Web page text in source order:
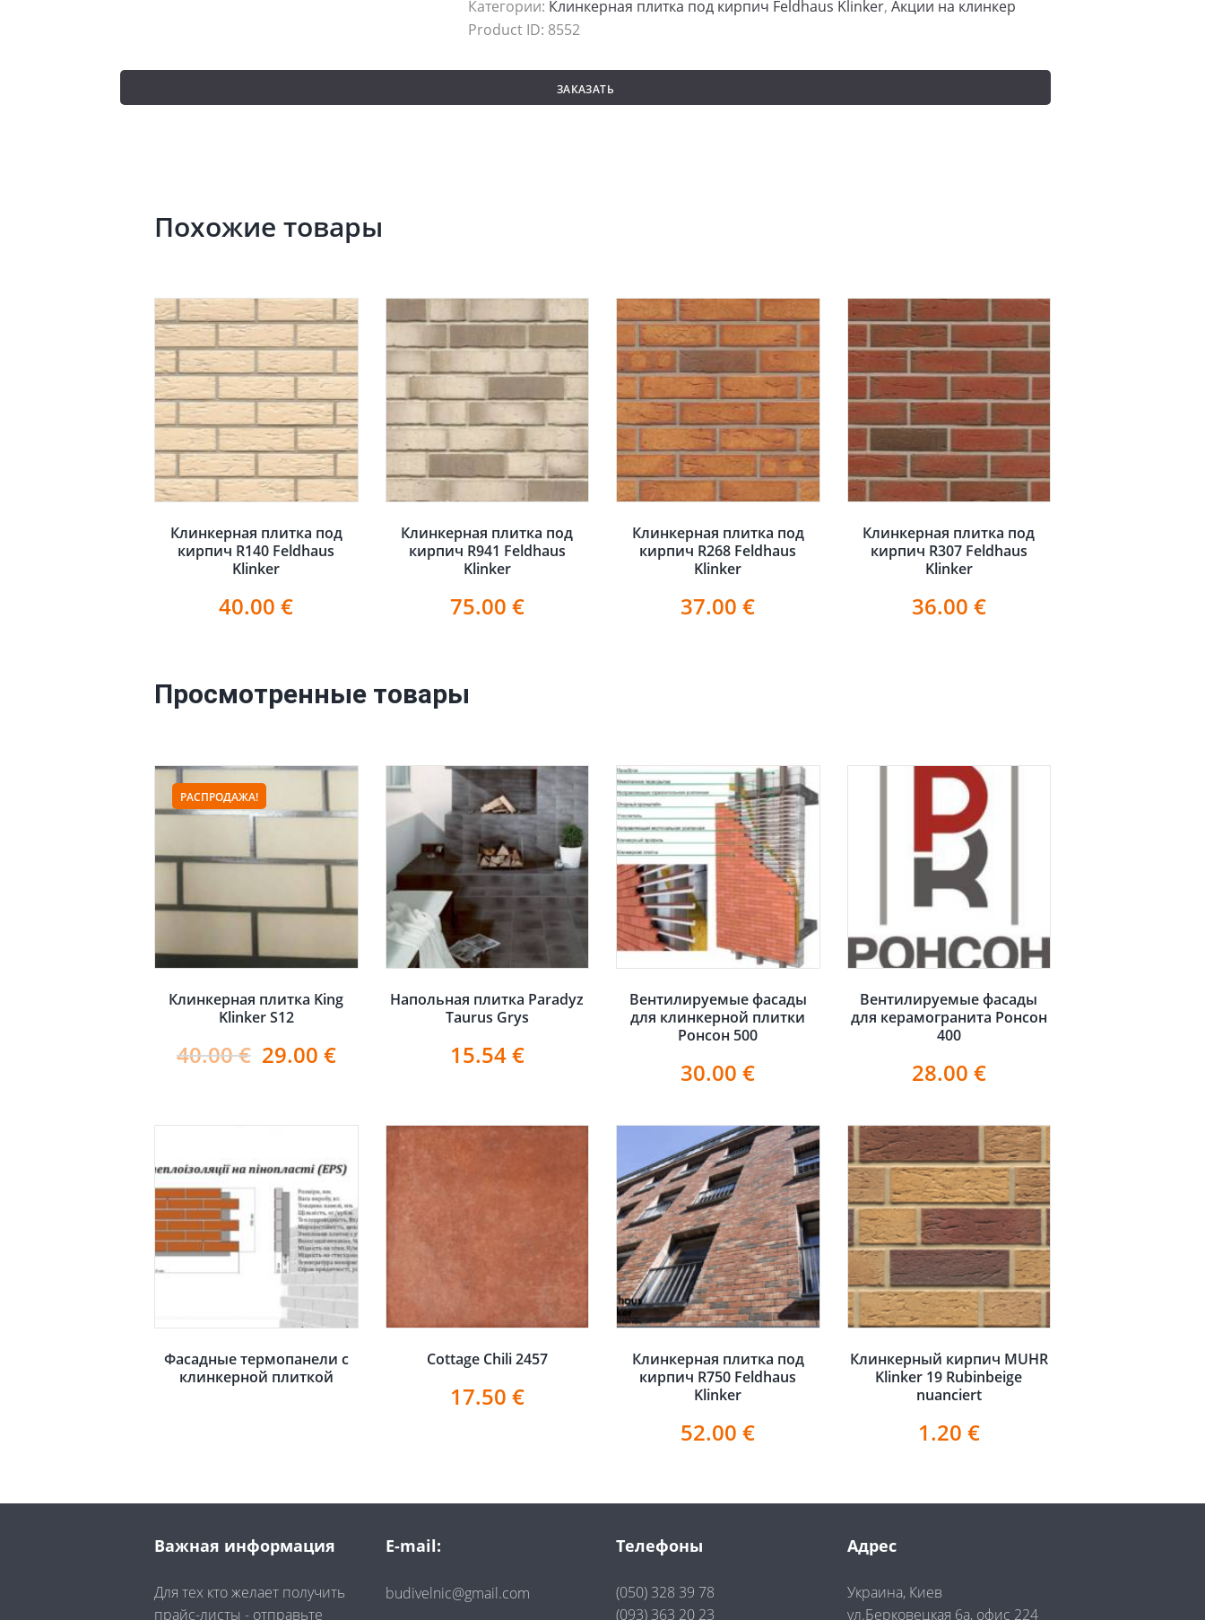
Категории: Клинкерная плитка под кирпич Feldhaus Klinker, Акции на клинкер
Product ID: 8552
ЗАКАЗАТЬ
Похожие товары
Клинкерная плитка под
кирпич R140 Feldhaus
Klinker
40.00€
Клинкерная плитка под
кирпич R941 Feldhaus
Klinker
75.00 €
Клинкерная плитка под
кирпич R268 Feldhaus
Klinker
37.00€
Клинкерная плитка под
кирпич R307 Feldhaus
Klinker
36.00 €
Просмотренные товары
РАСПРОДАЖА!
Клинкерная плитка King
Klinker S12
40.00€ 29.00 €
Напольная плитка Paradyz
Taurus Grys
15.54€
Вентилируемые фасады
для клинкерной плитки
Ронсон 500
30.00€
Вентилируемые фасады
для керамогранита Ронсон
400
28.00 €
Фасадные термопанели с
клинкерной плиткой
Cottage Chili 2457
17.50 €
Клинкерная плитка под
кирпич R750 Feldhaus
Klinker
52.00€
Клинкерный кирпич MUHR
Klinker 19 Rubinbeige
nuanciert
1.20 €
Важная информация
Для тех кто желает получить
прайс-листы - отправьте
E-mail:
budivelnic@gmail.com
Телефоны
(050) 328 39 78
(093) 363 20 23
Адрес
Украина, Киев
ул.Берковецкая 6а, офис 224